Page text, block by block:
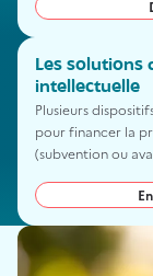
et qui ont besoin
Les solutions
intellectuelle
Plusieurs
pour financer la
(subvention ou
françaises à créer